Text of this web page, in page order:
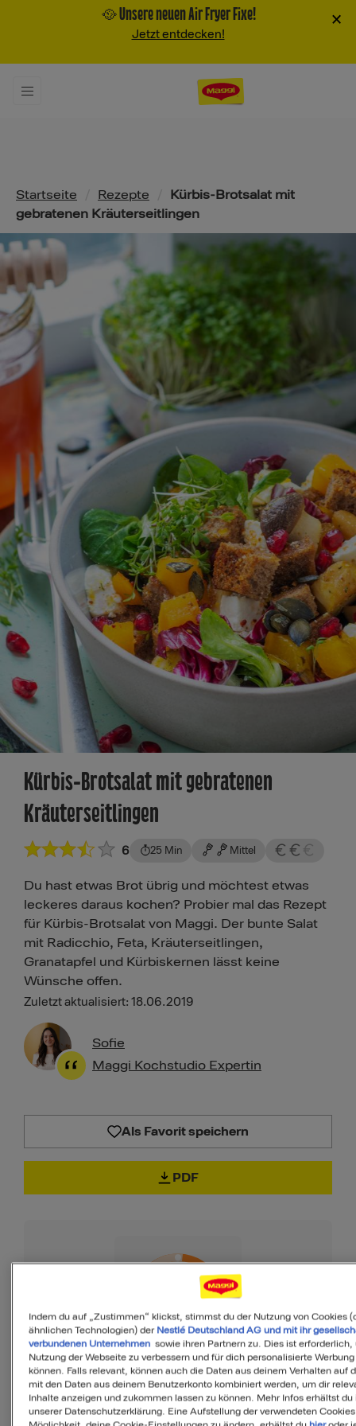
🥘 Unsere neuen Air Fryer Fixe!
Jetzt entdecken!
×
Pfadnavigation
Startseite Rezepte
Kürbis-Brotsalat mit
gebratenen Kräuterseitlingen
Kürbis-Brotsalat mit gebratenen
Kräuterseitlingen
6 25 Min Mittel
Du hast etwas Brot übrig und möchtest etwas
leckeres daraus kochen? Probier mal das Rezept
für Kürbis-Brotsalat von Maggi. Der bunte Salat
mit Radicchio, Feta, Kräuterseitlingen,
Granatapfel und Kürbiskernen lässt keine
Wünsche offen.
Zuletzt aktualisiert: 18.06.2019
Sofie
Maggi Kochstudio Expertin
Als Favorit speichern
PDF
von 100
MyMenu IQ™
Ist diese Mahlzeit
Indem du auf „Zustimmen“ klickst, stimmst du der Nutzung von Cookies
ähnlichen Technologien) der Nestlé Deutschland AG und mit ihr
verbundenen Unternehmensowie ihren Partnern zu. Dies ist erforderlich,
Nutzung der Webseite zu verbessern und für dich personalisierte
können. Falls relevant, können auch die Daten aus deinem Verhalten auf
mit den Daten aus deinem Benutzerkonto kombiniert werden, um dir
Inhalte anzeigen und zukommen lassen zu können. Mehr Infos erhältst du
unserer Datenschutzerklärung. Eine Aufstellung der verwendeten